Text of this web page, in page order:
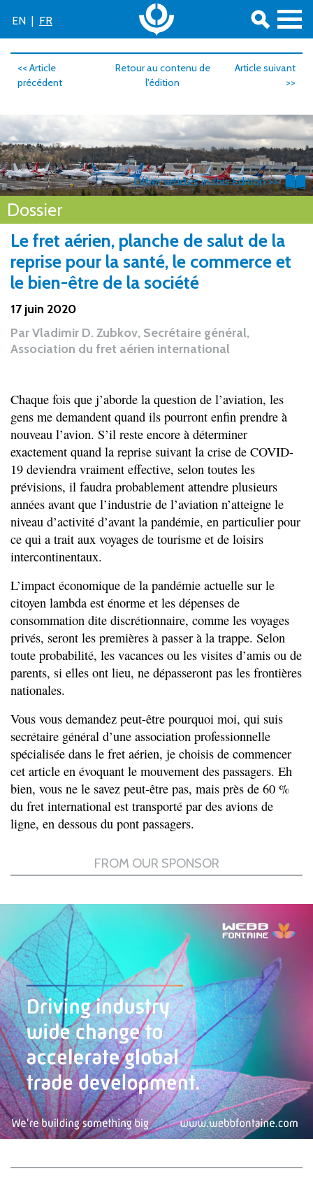
EN | FR
<< Article
précédent
Retour au contenu de
l'édition
Article suivant
>>
Dossier
Other articles in this Edition >>
Le fret aérien, planche de salut de la
reprise pour la santé, le commerce et
le bien-être de la société
17 juin 2020
ParVladimir D. Zubkov, Secrétaire général,
Association du fret aérien international
Chaque fois que j’aborde la question de l’aviation, les
gens me demandent quand ils pourront enfin prendre à
nouveau l’avion. S’il reste encore à déterminer
exactement quand la reprise suivant la crise de COVID-
19 deviendra vraiment effective, selon toutes les
prévisions, il faudra probablement attendre plusieurs
années avant que l’industrie de l’aviation n’atteigne le
niveau d’activité d’avant la pandémie, en particulier pour
ce qui a trait aux voyages de tourisme et de loisirs
intercontinentaux.
L’impact économique de la pandémie actuelle sur le
citoyen lambda est énorme et les dépenses de
consommation dite discrétionnaire, comme les voyages
privés, seront les premières à passer à la trappe. Selon
toute probabilité, les vacances ou les visites d’amis ou de
parents, si elles ont lieu, ne dépasseront pas les frontières
nationales.
Vous vous demandez peut-être pourquoi moi, qui suis
secrétaire général d’une association professionnelle
spécialisée dans le fret aérien, je choisis de commencer
cet article en évoquant le mouvement des passagers. Eh
bien, vous ne le savez peut-être pas, mais près de 60 %
du fret international est transporté par des avions de
ligne, en dessous du pont passagers.